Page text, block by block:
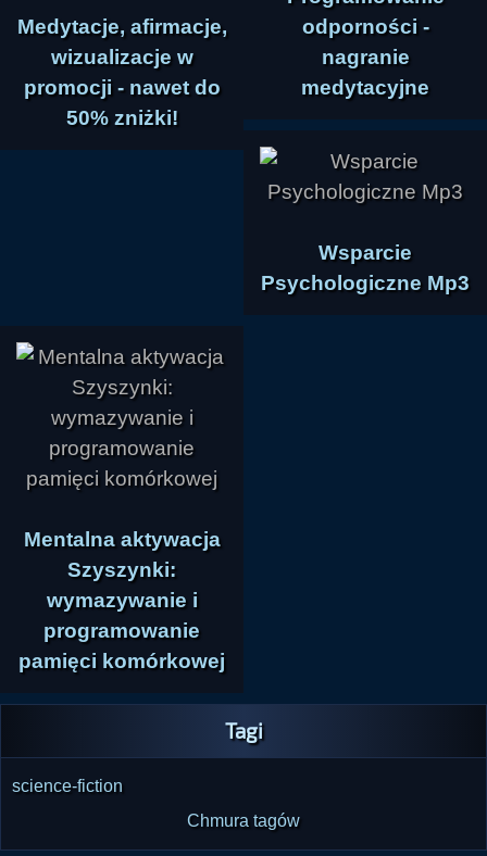
Medytacje, afirmacje,
wizualizacje w
promocji - nawet do
50% zniżki!
odporności -
nagranie
medytacyjne
Wsparcie
Psychologiczne Mp3
Mentalna aktywacja
Szyszynki:
wymazywanie i
programowanie
pamięci komórkowej
Tagi
science-fiction
Chmura tagów